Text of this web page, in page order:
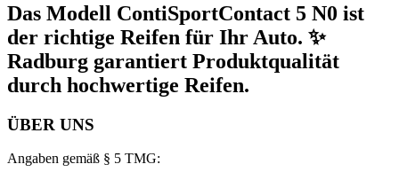
Das Modell ContiSportContact 5 N0 ist
der richtige Reifen für Ihr Auto. ✨
Radburg garantiert Produktqualität
durch hochwertige Reifen.
ÜBER UNS
Angaben gemäß § 5 TMG: